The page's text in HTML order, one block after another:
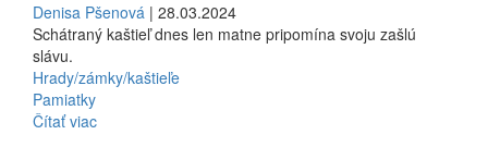
Denisa Pšenová | 28.03.2024
Schátraný kaštieľ dnes len matne pripomína svoju zašlú
slávu.
Hrady/zámky/kaštieľe
Pamiatky
Čítať viac